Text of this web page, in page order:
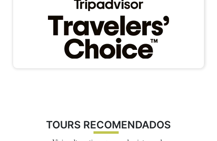
1. Personaliza tu reserva
instante según sus preferencias.
TOURS RECOMENDADOS